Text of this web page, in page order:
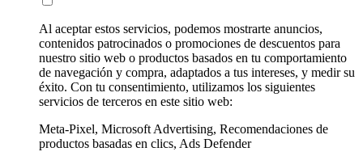
Al aceptar estos servicios, podemos mostrarte anuncios,
contenidos patrocinados o promociones de descuentos para
nuestro sitio web o productos basados en tu comportamiento
de navegación y compra, adaptados a tus intereses, y medir su
éxito. Con tu consentimiento, utilizamos los siguientes
servicios de terceros en este sitio web:
Meta-Pixel, Microsoft Advertising, Recomendaciones de
productos basadas en clics, Ads Defender